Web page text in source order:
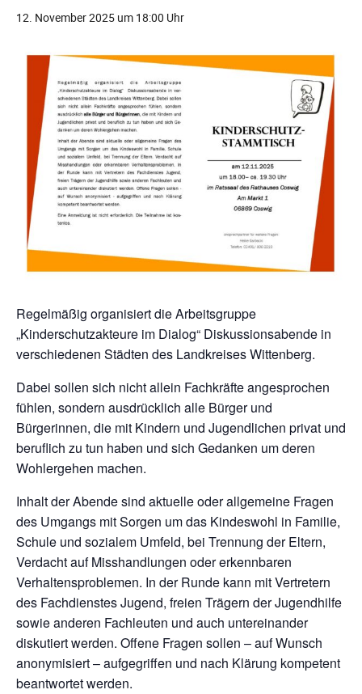
12. November 2025 um 18:00 Uhr
Regelmäßig organisiert die Arbeitsgruppe
„Kinderschutzakteure im Dialog“ Diskussionsabende in
verschiedenen Städten des Landkreises Wittenberg.
Dabei sollen sich nicht allein Fachkräfte angesprochen
fühlen, sondern ausdrücklich alle Bürger und
Bürgerinnen, die mit Kindern und Jugendlichen privat und
beruflich zu tun haben und sich Gedanken um deren
Wohlergehen machen.
Inhalt der Abende sind aktuelle oder allgemeine Fragen
des Umgangs mit Sorgen um das Kindeswohl in Familie,
Schule und sozialem Umfeld, bei Trennung der Eltern,
Verdacht auf Misshandlungen oder erkennbaren
Verhaltensproblemen. In der Runde kann mit Vertretern
des Fachdienstes Jugend, freien Trägern der Jugendhilfe
sowie anderen Fachleuten und auch untereinander
diskutiert werden. Offene Fragen sollen – auf Wunsch
anonymisiert – aufgegriffen und nach Klärung kompetent
beantwortet werden.